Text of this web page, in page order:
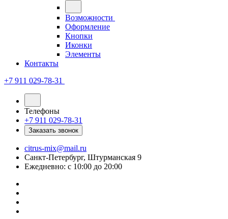
Возможности
Оформление
Кнопки
Иконки
Элементы
Контакты
+7 911 029-78-31
Телефоны
+7 911 029-78-31
Заказать звонок
citrus-mix@mail.ru
Санкт-Петербург, Штурманская 9
Ежедневно: с 10:00 до 20:00